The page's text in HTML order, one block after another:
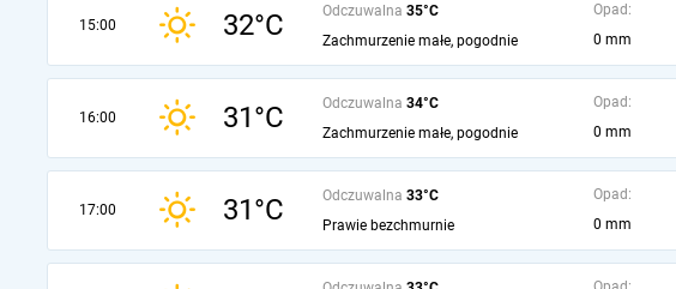
15:00 32°C Odczuwalna 35°C
Zachmurzenie małe, pogodnie
Opad:
0 mm
16:00 31°C Odczuwalna 34°C
Zachmurzenie małe, pogodnie
Opad:
0 mm
17:00 31°C Odczuwalna 33°C
Prawie bezchmurnie
Opad:
0 mm